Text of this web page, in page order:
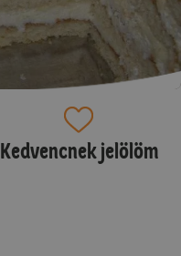
Kedvencnek jelölöm